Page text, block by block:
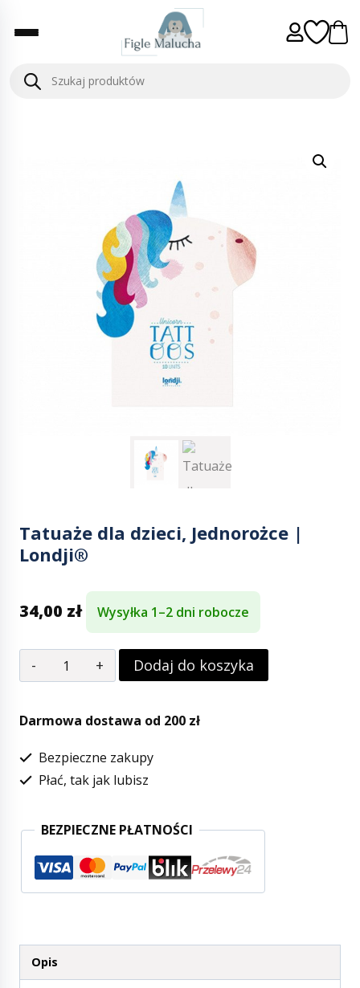
Tatuaże dla dzieci, Jednorożce |
Londji®
34,00 zł Wysyłka 1–2 dni robocze
Dodaj do koszyka
Darmowa dostawa od 200 zł
Bezpieczne zakupy
Płać, tak jak lubisz
BEZPIECZNE PŁATNOŚCI
Opis